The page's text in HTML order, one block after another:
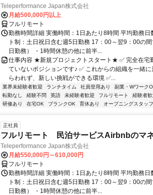
Teleperformance Japan株式会社
月給500,000円以上
フルリモート
勤務時間詳細 実働時間：1日あたり8時間 平均勤務
ト制：土日祝日含む週5日勤務 17：00～翌9：00の
日勤務） ・1時間休憩の他に前半...
仕事内容 ★新規プロジェクトスタート★ ✅ 完全在宅
ていないポジションです♪ ✅ これからの組織を一緒
らわれず、新しい挑戦ができる環境 ✅...
業界未経験者歓迎 ランチタイム 社員登用あり 副業・Wワーク
転勤なし
経験不問 英語 未経験者歓迎 フルリモート 経験者歓
研修あり
在宅OK ブランクOK 育休あり オープニングスタッフ
正社員
フルリモート 民泊サービスAirbnbのマ
Teleperformance Japan株式会社
月給550,000円～610,000円
フルリモート
勤務時間詳細 実働時間：1日あたり8時間 平均勤務
ト制：土日祝日含む週5日勤務 17：00～翌9：00の
日勤務） ・1時間休憩の他に前半...